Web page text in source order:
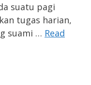
suatu pagi
tugas harian,
suami … Read